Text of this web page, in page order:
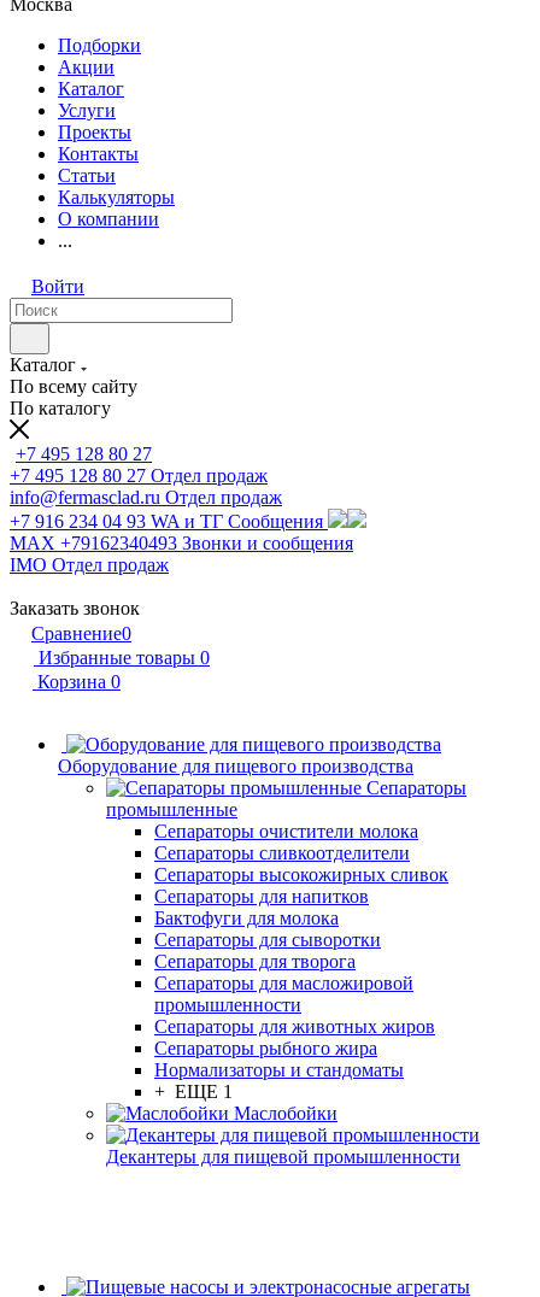
Москва
Подборки
Акции
Каталог
Услуги
Проекты
Контакты
Статьи
Калькуляторы
О компании
...
Войти
Каталог
По всему сайту
По каталогу
+7 495 128 80 27
+7 495 128 80 27 Отдел продаж
info@fermasclad.ru Отдел продаж
+7 916 234 04 93 WA и ТГ Сообщения
MAX +79162340493 Звонки и сообщения
IMO Отдел продаж
Заказать звонок
Сравнение0
Избранные товары 0
Корзина 0
Оборудование для пищевого производства
Сепараторы
промышленные
Сепараторы очистители молока
Сепараторы сливкоотделители
Сепараторы высокожирных сливок
Сепараторы для напитков
Бактофуги для молока
Сепараторы для сыворотки
Сепараторы для творога
Сепараторы для масложировой
промышленности
Сепараторы для животных жиров
Сепараторы рыбного жира
Нормализаторы и стандоматы
+ ЕЩЕ 1
Маслобойки
Декантеры для пищевой промышленности